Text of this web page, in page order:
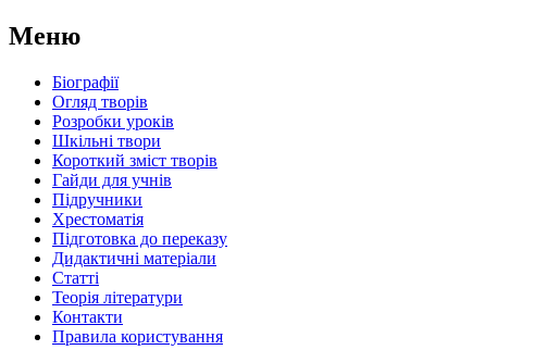
Меню
Біографії
Огляд творів
Розробки уроків
Шкільні твори
Короткий зміст творів
Гайди для учнів
Підручники
Хрестоматія
Підготовка до переказу
Дидактичні матеріали
Статті
Теорія літератури
Контакти
Правила користування